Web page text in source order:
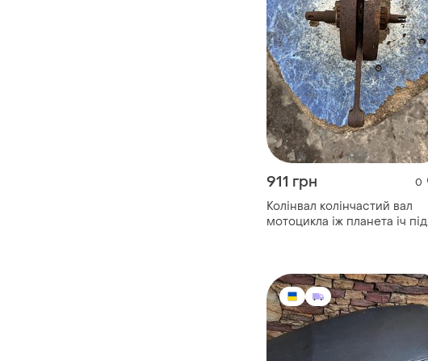
911 грн 0
Колінвал колінчастий вал
мотоцикла іж планета іч під